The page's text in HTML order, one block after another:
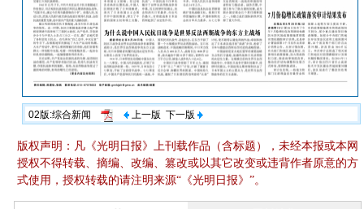
02版:综合新闻 上一版 下一版
版权声明：凡《光明日报》上刊载作品（含标题），未经本报或本网
授权不得转载、摘编、改编、篡改或以其它改变或违背作者原意的方
式使用，授权转载的请注明来源“《光明日报》”。